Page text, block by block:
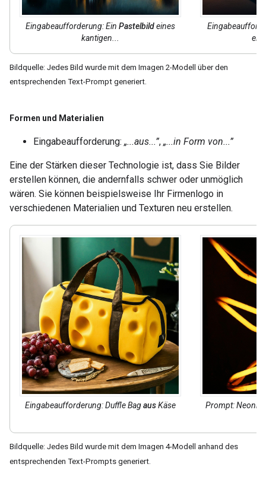
Eingabeaufforderung: Ein Pastelbildeines
kantigen...
Bildquelle: Jedes Bild wurde mit dem Imagen 2-Modell über den
entsprechenden Text-Prompt generiert.
Formen und Materialien
Eingabeaufforderung: „...aus...”, „...in Form von...”
Eine der Stärken dieser Technologie ist, dass Sie Bilder
erstellen können, die andernfalls schwer oder unmöglich
wären. Sie können beispielsweise Ihr Firmenlogo in
verschiedenen Materialien und Texturen neu erstellen.
Eingabeaufforderung: Duffle BagausKäse Prompt:
Bildquelle: Jedes Bild wurde mit dem Imagen 4-Modell anhand des
entsprechenden Text-Prompts generiert.